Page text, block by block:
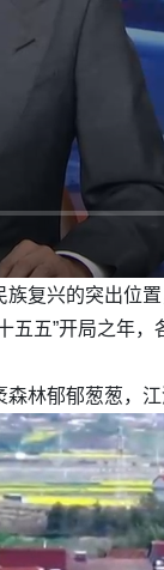
复兴的突出位
五”开局之年
林郁郁葱葱，江